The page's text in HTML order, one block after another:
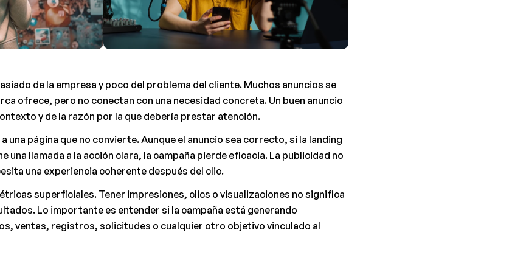
de la empresa y poco del problema del cliente. Muchos anuncios se
ofrece, pero no conectan con una necesidad concreta. Un buen anuncio
y de la razón por la que debería prestar atención.
página que no convierte. Aunque el anuncio sea correcto, si la landing
una llamada a la acción clara, la campaña pierde eficacia. La publicidad no
una experiencia coherente después del clic.
superficiales. Tener impresiones, clics o visualizaciones no significa
Lo importante es entender si la campaña está generando
ventas, registros, solicitudes o cualquier otro objetivo vinculado al